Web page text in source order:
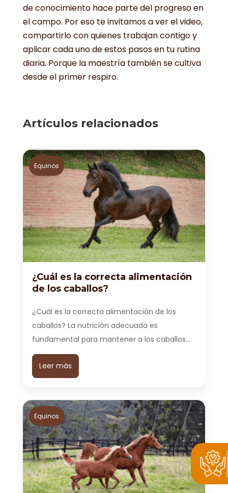
de conocimiento hace parte del progreso en
el campo. Por eso te invitamos a ver el video,
compartirlo con quienes trabajan contigo y
aplicar cada uno de estos pasos en tu rutina
diaria. Porque la maestría también se cultiva
desde el primer respiro.
Artículos relacionados
Equinos
¿Cuál es la correcta alimentación
de los caballos?
¿Cuál es la correcta alimentación de los
caballos? La nutrición adecuada es
fundamental para mantener a los caballos…
Leer más
Equinos